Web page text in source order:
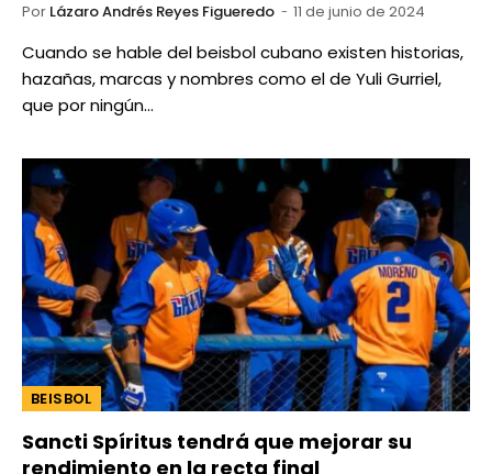
Por Lázaro Andrés Reyes Figueredo 11 de junio de 2024
Cuando se hable del beisbol cubano existen historias,
hazañas, marcas y nombres como el de Yuli Gurriel,
que por ningún…
BEISBOL
Sancti Spíritus tendrá que mejorar su
rendimiento en la recta final